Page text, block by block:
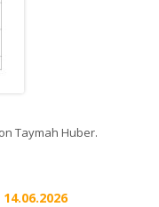
Taymah Huber.